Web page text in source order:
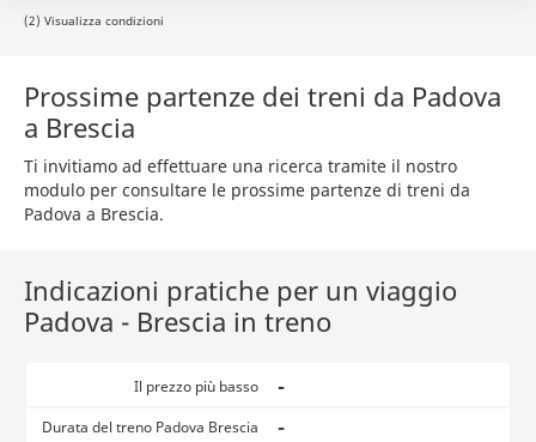
(2) Visualizza condizioni
Prossime partenze dei treni da Padova
a Brescia
Ti invitiamo ad effettuare una ricerca tramite il nostro
modulo per consultare le prossime partenze di treni da
Padova a Brescia.
Indicazioni pratiche per un viaggio
Padova - Brescia in treno
Il prezzo più basso -
Durata del treno Padova Brescia -